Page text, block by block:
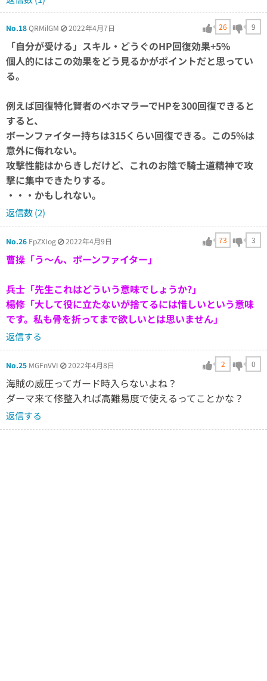
No.18QRMilGM 2022年4月7日 26 9
「自分が受ける」スキル・どうぐのHP回復効果+5%
個人的にはこの効果をどう見るかがポイントだと思ってい
る。
例えば回復特化賢者のベホマラーでHPを300回復できると
すると、
ボーンファイター持ちは315くらい回復できる。この5%は
意外に侮れない。
攻撃性能はからきしだけど、これのお陰で騎士道精神で攻
撃に集中できたりする。
・・・かもしれない。
返信数 (2)
No.26 FpZXIog 2022年4月9日 73 3
曹操「う～ん、ボーンファイター」
兵士「先生これはどういう意味でしょうか?」
楊修「大して役に立たないが捨てるには惜しいという意味
です。私も骨を折ってまで欲しいとは思いません」
返信する
No.25 MGFnVVI 2022年4月8日 2 0
海賊の威圧ってガード時入らないよね？
ダーマ来て修整入れば高難易度で使えるってことかな？
返信する